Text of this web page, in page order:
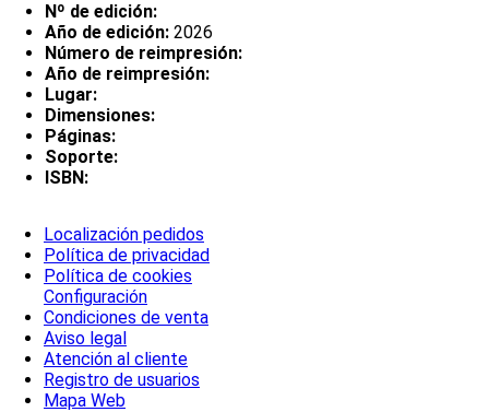
Nº de edición:
Año de edición: 2026
Número de reimpresión:
Año de reimpresión:
Lugar:
Dimensiones:
Páginas:
Soporte:
ISBN:
Localización pedidos
Política de privacidad
Política de cookies
Configuración
Condiciones de venta
Aviso legal
Atención al cliente
Registro de usuarios
Mapa Web